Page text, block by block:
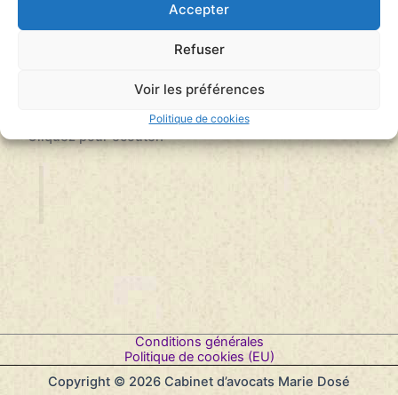
Accepter
Refuser
Voir les préférences
Politique de cookies
– Cliquez pour écouter.
Conditions générales
Politique de cookies (EU)
Copyright © 2026 Cabinet d’avocats Marie Dosé